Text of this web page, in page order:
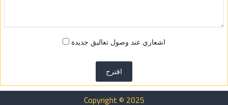
اشعاري عند وصول تعاليق جديدة
اقترح
Copyright © 2025